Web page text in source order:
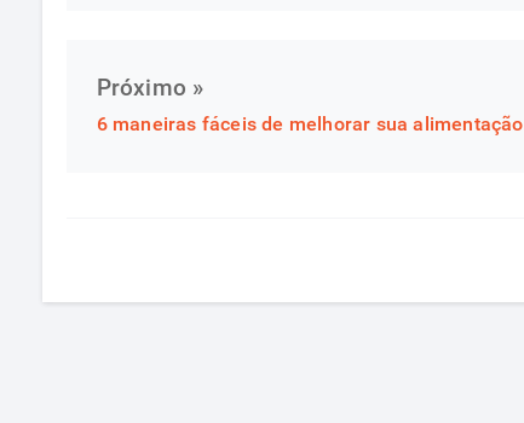
Próximo »
6 maneiras fáceis de melhorar sua alimentação